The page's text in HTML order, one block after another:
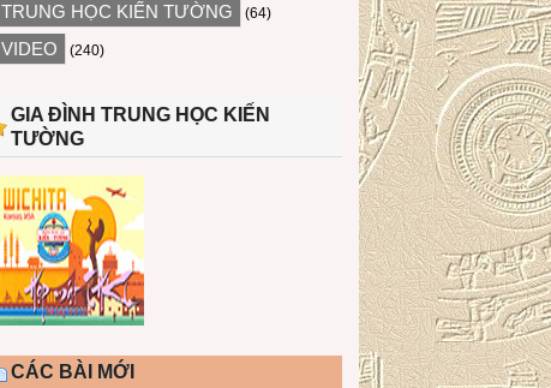
TRUNG HỌC KIẾN TƯỜNG (64)
VIDEO (240)
GIA ĐÌNH TRUNG HỌC KIẾN
TƯỜNG
CÁC BÀI MỚI